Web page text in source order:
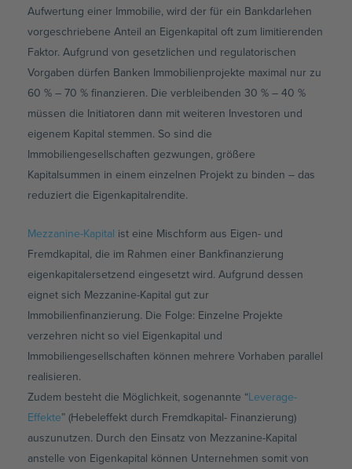
Aufwertung einer Immobilie, wird der für ein Bankdarlehen
vorgeschriebene Anteil an Eigenkapital oft zum limitierenden
Faktor. Aufgrund von gesetzlichen und regulatorischen
Vorgaben dürfen Banken Immobilienprojekte maximal nur zu
60 % – 70 % finanzieren. Die verbleibenden 30 % – 40 %
müssen die Initiatoren dann mit weiteren Investoren und
eigenem Kapital stemmen. So sind die
Immobiliengesellschaften gezwungen, größere
Kapitalsummen in einem einzelnen Projekt zu binden – das
reduziert die Eigenkapitalrendite.
Mezzanine-Kapital ist eine Mischform aus Eigen- und
Fremdkapital, die im Rahmen einer Bankfinanzierung
eigenkapitalersetzend eingesetzt wird. Aufgrund dessen
eignet sich Mezzanine-Kapital gut zur
Immobilienfinanzierung. Die Folge: Einzelne Projekte
verzehren nicht so viel Eigenkapital und
Immobiliengesellschaften können mehrere Vorhaben parallel
realisieren.
Zudem besteht die Möglichkeit, sogenannte “Leverage-
Effekte” (Hebeleffekt durch Fremdkapital- Finanzierung)
auszunutzen. Durch den Einsatz von Mezzanine-Kapital
anstelle von Eigenkapital können Unternehmen somit von